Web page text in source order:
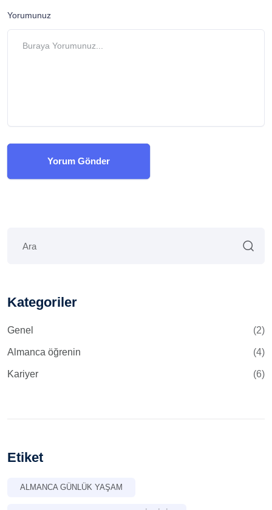
Yorumunuz
Yorum Gönder
Kategoriler
Genel (2)
Almanca öğrenin (4)
Kariyer (6)
Etiket
ALMANCA GÜNLÜK YAŞAM